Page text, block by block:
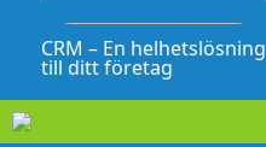
CRM – En helhetslösning
till ditt företag